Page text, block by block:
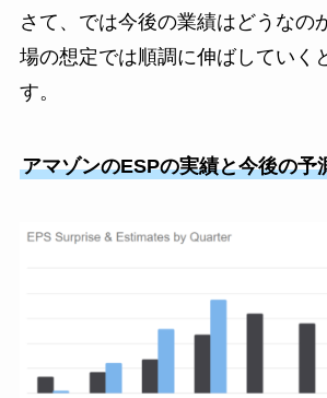
さて、では今後の業績はどうなの
場の想定では順調に伸ばしていく
す。
アマゾンのESPの実績と今後の予